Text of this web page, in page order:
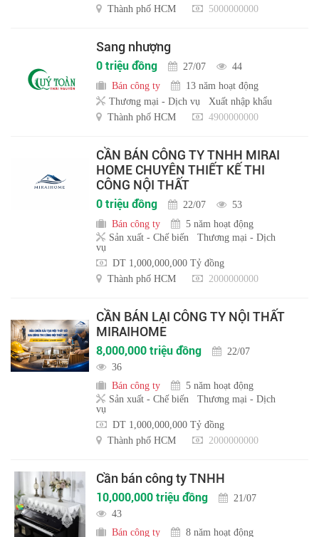
Thành phố HCM 5000000000
Sang nhượng
0 triệu đồng 27/07
44
Bán công ty
13 năm hoạt động
Thương mại - Dịch vụ
Xuất nhập khẩu
Thành phố HCM
4900000000
CẦN BÁN CÔNG TY TNHH MIRAI
HOME CHUYÊN THIẾT KẾ THI
CÔNG NỘI THẤT
0 triệu đồng 22/07
53
Bán công ty
5 năm hoạt động
Sản xuất - Chế biến
Thương mại - Dịch
vụ
DT 1,000,000,000 Tỷ đồng
Thành phố HCM
2000000000
CẦN BÁN LẠI CÔNG TY NỘI THẤT
MIRAIHOME
8,000,000 triệu đồng
22/07
36
Bán công ty
5 năm hoạt động
Sản xuất - Chế biến
Thương mại - Dịch
vụ
DT 1,000,000,000 Tỷ đồng
Thành phố HCM
2000000000
Cần bán công ty TNHH
10,000,000 triệu đồng
21/07
43
Bán công ty
8 năm hoạt động